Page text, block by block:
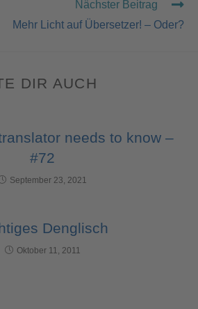
Nächster Beitrag
Mehr Licht auf Übersetzer! – Oder?
DIR AUCH
needs to know –
#72
September 23, 2021
Denglisch
Oktober 11, 2011